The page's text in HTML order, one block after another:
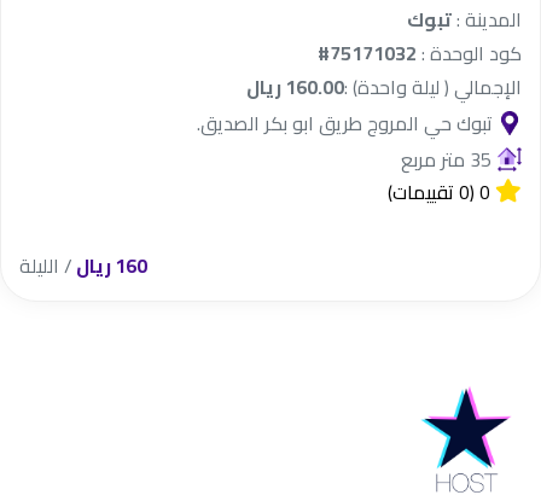
المدينة :تبوك
كود الوحدة :#75171032
الإجمالي ( ليلة واحدة) :160.00 ريال
تبوك حي المروج طريق ابو بكر الصديق.
35 متر مربع
0(0 تقييمات)
160 ريال / الليلة